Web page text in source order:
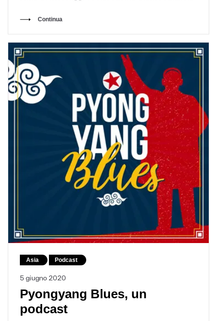
Continua
Asia Podcast
5 giugno 2020
Pyongyang Blues, un
podcast